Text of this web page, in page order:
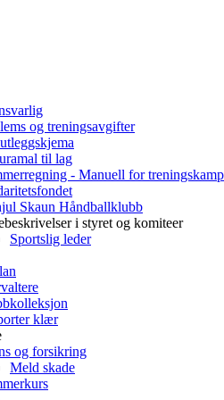
og treningsavgifter
til lag
- Manuell for
Skaun Håndballklubb
i styret og komiteer
Sportslig leder
klær
og forsikring
Meld skade